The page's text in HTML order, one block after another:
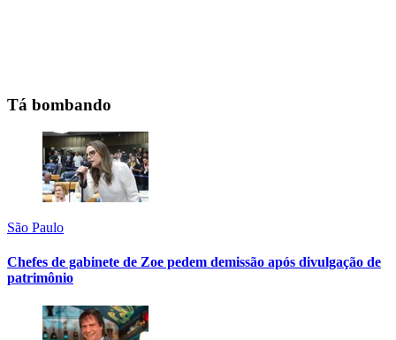
Tá bombando
São Paulo
Chefes de gabinete de Zoe pedem demissão após divulgação de
patrimônio